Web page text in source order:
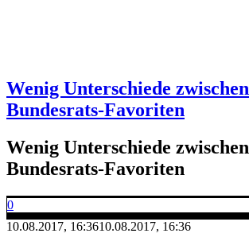
Wenig Unterschiede zwischen
Bundesrats-Favoriten
Wenig Unterschiede zwischen
Bundesrats-Favoriten
0
10.08.2017, 16:3610.08.2017, 16:36